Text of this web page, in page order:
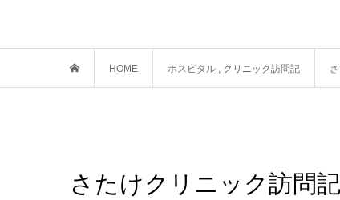
HOME ホスピタル , クリニック訪問記
さたけクリニック訪問